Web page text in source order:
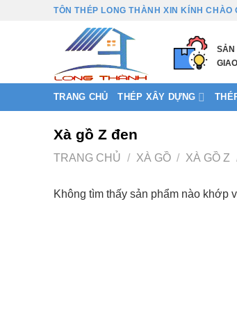
TÔN THÉP LONG THÀNH XIN KÍNH
SẢN
TRANG CHỦ THÉP XÂY DỰNG
Xà gồ Z đen
TRANG CHỦ / XÀ GỒ / XÀ GỒ Z
Không tìm thấy sản phẩm nào khớp